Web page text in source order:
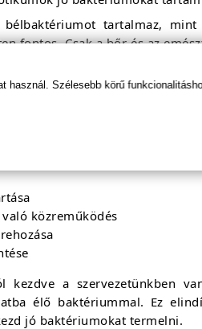
tartalmaz,
fontos. Csak a bőr és az
működését, a
közreműködés
kezdve a szervezetünkben
élő baktériummal. Ez
jó baktériumokat termelni.
használ. Szélesebb körű